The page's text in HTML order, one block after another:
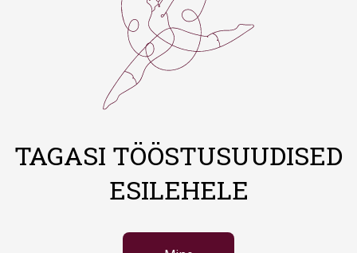
TAGASI TÖÖSTUSUUDISED
ESILEHELE